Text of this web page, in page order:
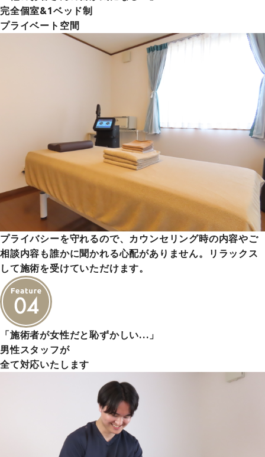
完全個室&1ベッド制
プライベート空間
プライバシーを守れるので、カウンセリング時の内容やご
相談内容も誰かに聞かれる心配がありません。リラックス
して施術を受けていただけます。
「施術者が女性だと恥ずかしい…」
男性スタッフが
全て対応いたします